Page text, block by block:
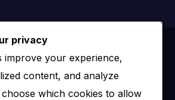
Themeansar
privacy
improve your experience,
content, and analyze
which cookies to allow